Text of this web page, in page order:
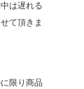
は遅れる
て頂きま
限り商品